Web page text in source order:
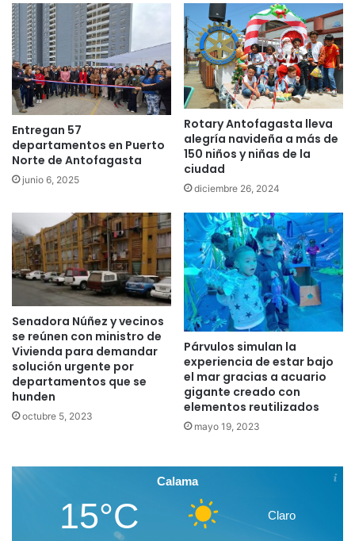
Entregan 57
departamentos en Puerto
Norte de Antofagasta
junio 6, 2025
Rotary Antofagasta lleva
alegría navideña a más de
150 niños y niñas de la
ciudad
diciembre 26, 2024
Senadora Núñez y vecinos
se reúnen con ministro de
Vivienda para demandar
solución urgente por
departamentos que se
hunden
octubre 5, 2023
Párvulos simulan la
experiencia de estar bajo
el mar gracias a acuario
gigante creado con
elementos reutilizados
mayo 19, 2023
Calama
15°C Claro